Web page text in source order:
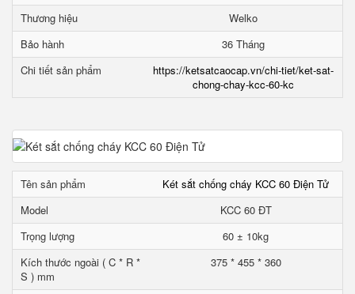
Thương hiệu
Welko
Bảo hành
36 Tháng
Chi tiết sản phẩm
https://ketsatcaocap.vn/chi-tiet/ket-sat-
chong-chay-kcc-60-kc
Tên sản phẩm
Két sắt chống cháy KCC 60 Điện Tử
Model
KCC 60 ĐT
Trọng lượng
60 ± 10kg
Kích thước ngoài ( C * R *
S ) mm
375 * 455 * 360